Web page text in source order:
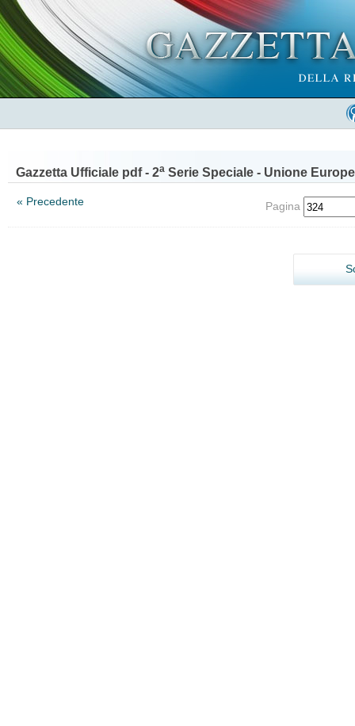
Gazzetta Ufficiale pdf - 2a Serie Speciale - Unione
« Precedente Pagina